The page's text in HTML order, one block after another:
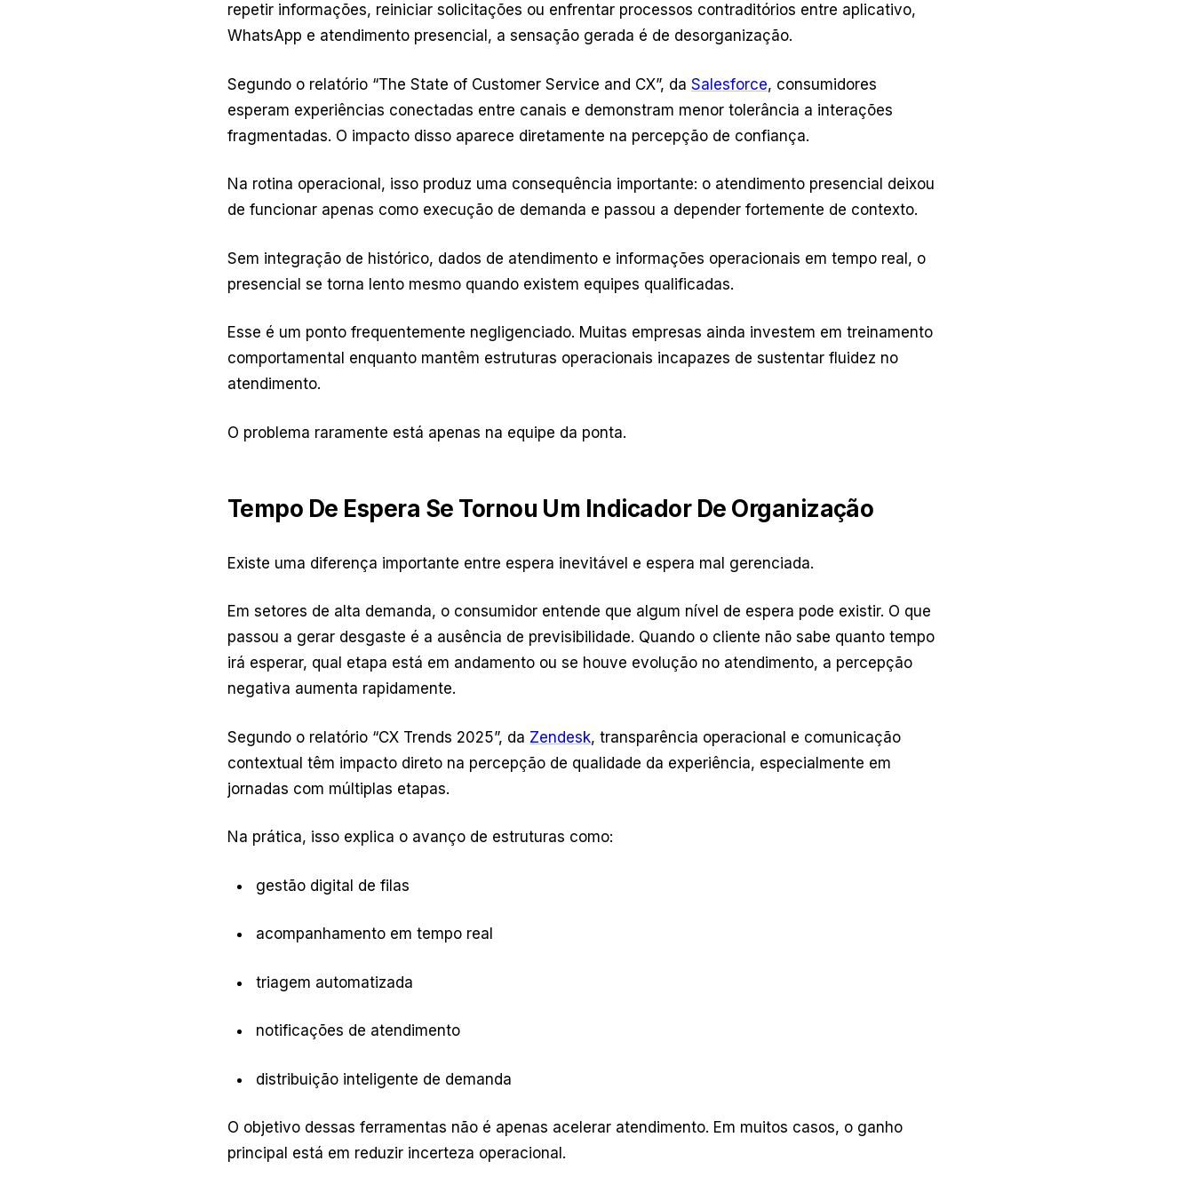
repetir informações, reiniciar solicitações ou enfrentar processos contraditórios entre aplicativo,
WhatsApp e atendimento presencial, a sensação gerada é de desorganização.
Segundo o relatório “The State of Customer Service and CX”, da Salesforce, consumidores
esperam experiências conectadas entre canais e demonstram menor tolerância a interações
fragmentadas. O impacto disso aparece diretamente na percepção de confiança.
Na rotina operacional, isso produz uma consequência importante: o atendimento presencial deixou
de funcionar apenas como execução de demanda e passou a depender fortemente de contexto.
Sem integração de histórico, dados de atendimento e informações operacionais em tempo real, o
presencial se torna lento mesmo quando existem equipes qualificadas.
Esse é um ponto frequentemente negligenciado. Muitas empresas ainda investem em treinamento
comportamental enquanto mantêm estruturas operacionais incapazes de sustentar fluidez no
atendimento.
O problema raramente está apenas na equipe da ponta.
Tempo De Espera Se Tornou Um Indicador De Organização
Existe uma diferença importante entre espera inevitável e espera mal gerenciada.
Em setores de alta demanda, o consumidor entende que algum nível de espera pode existir. O que
passou a gerar desgaste é a ausência de previsibilidade. Quando o cliente não sabe quanto tempo
irá esperar, qual etapa está em andamento ou se houve evolução no atendimento, a percepção
negativa aumenta rapidamente.
Segundo o relatório “CX Trends 2025”, da Zendesk, transparência operacional e comunicação
contextual têm impacto direto na percepção de qualidade da experiência, especialmente em
jornadas com múltiplas etapas.
Na prática, isso explica o avanço de estruturas como:
gestão digital de filas
acompanhamento em tempo real
triagem automatizada
notificações de atendimento
distribuição inteligente de demanda
O objetivo dessas ferramentas não é apenas acelerar atendimento. Em muitos casos, o ganho
principal está em reduzir incerteza operacional.